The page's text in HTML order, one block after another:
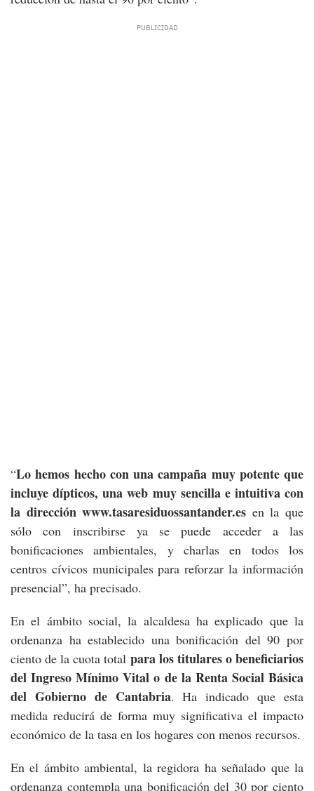
“Lo hemos hecho con una campaña muy potente que
incluye dípticos, una web muy sencilla e intuitiva con
la dirección www.tasaresiduossantander.es en la que
sólo con inscribirse ya se puede acceder a las
bonificaciones ambientales, y charlas en todos los
centros cívicos municipales para reforzar la información
presencial”, ha precisado.
En el ámbito social, la alcaldesa ha explicado que la
ordenanza ha establecido una bonificación del 90 por
ciento de la cuota total para los titulares o beneficiarios
del Ingreso Mínimo Vital o de la Renta Social Básica
del Gobierno de Cantabria. Ha indicado que esta
medida reducirá de forma muy significativa el impacto
económico de la tasa en los hogares con menos recursos.
En el ámbito ambiental, la regidora ha señalado que la
ordenanza contempla una bonificación del 30 por ciento